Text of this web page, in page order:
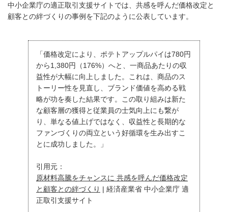
中小企業庁の適正取引支援サイトでは、共感を呼んだ価格改定と
顧客との絆づくりの事例を下記のように公表しています。
「価格改定により、ポテトアップルパイは780円
から1,380円（176%）へと、一商品あたりの収
益性が大幅に向上しました。これは、商品のス
トーリー性を見直し、ブランド価値を高める戦
略が功を奏した結果です。この取り組みは新た
な顧客層の獲得と従業員の士気向上にも繋が
り、単なる値上げではなく、収益性と長期的な
ファンづくりの両立という好循環を生み出すこ
とに成功しました。」
引用元：
原材料高騰をチャンスに 共感を呼んだ価格改定
と顧客との絆づくり | 経済産業省 中小企業庁 適
正取引支援サイト